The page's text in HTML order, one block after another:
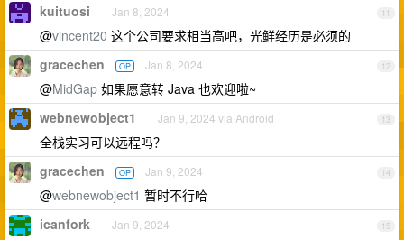
11
kuituosi Jan 8, 2024
@vincent20 这个公司要求相当高吧，光鲜经历是必须的
12
gracechen OP Jan 8, 2024
@MidGap 如果愿意转 Java 也欢迎啦~
13
webnewobject1 Jan 9, 2024 via Android
全栈实习可以远程吗？
14
gracechen OP Jan 9, 2024
@webnewobject1 暂时不行哈
15
icanfork Jan 9, 2024